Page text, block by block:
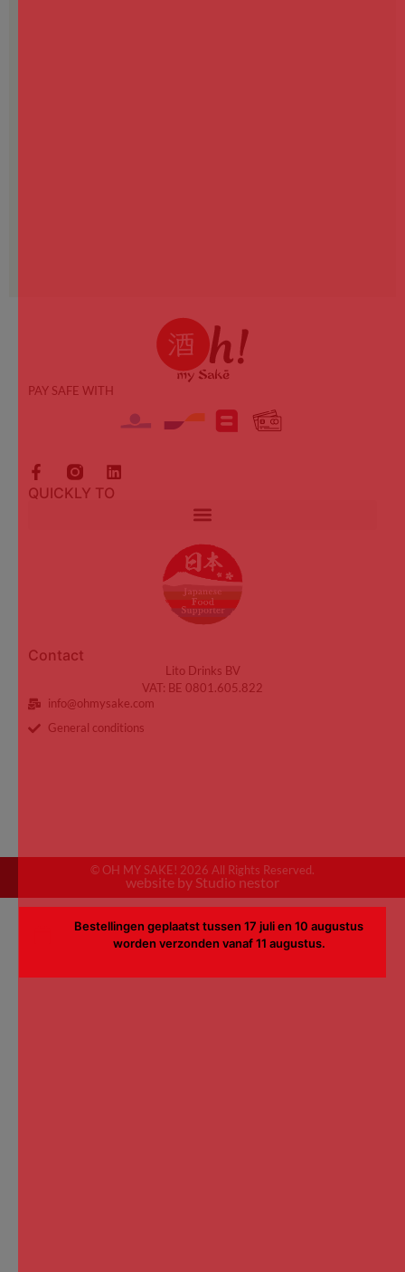
PAY SAFE WITH
QUICKLY TO
Contact
Lito Drinks BV
VAT: BE 0801.605.822
info@ohmysake.com
General conditions
© OH MY SAKE! 2026 All Rights Reserved.
website by Studio nestor
Bestellingen geplaatst tussen 17 juli en 10 augustus
worden verzonden vanaf 11 augustus.